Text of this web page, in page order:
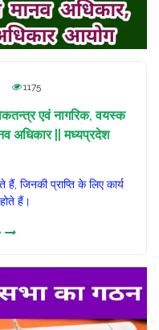
1175
एवं नागरिक, वयस्क
अधिकार || मध्यप्रदेश
जिनकी प्राप्ति के लिए कार्य
हैं।